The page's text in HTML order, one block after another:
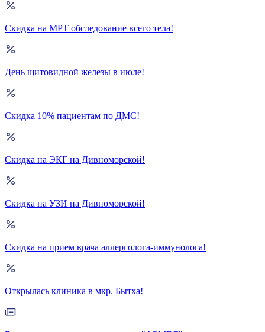
Скидка на МРТ обследование всего тела!
День щитовидной железы в июле!
Скидка 10% пациентам по ДМС!
Скидка на ЭКГ на Дивноморской!
Скидка на УЗИ на Дивноморской!
Скидка на прием врача аллерголога-иммунолога!
Открылась клиника в мкр. Бытха!